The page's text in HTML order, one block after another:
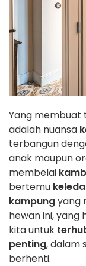
Yang
adalah nuansa
terbangun
anak maupun
membelai
bertemu
kampungyang
hewan ini, yang
kita untuk
penting, dalam
berhenti.